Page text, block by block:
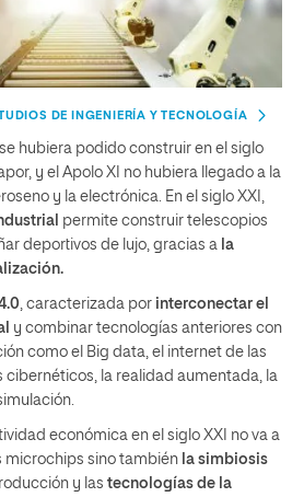
DE INGENIERÍA Y TECNOLOGÍA
hubiera podido construir en el siglo
y el Apolo XI no hubiera llegado a la
y la electrónica. En el siglo XXI,
permite construir telescopios
deportivos de lujo, gracias a la
, caracterizada por interconectar el
y combinar tecnologías anteriores con
como el Big data, el internet de las
cibernéticos, la realidad aumentada, la
económica en el siglo XXI no va a
microchips sino también la simbiosis
y las tecnologías de la